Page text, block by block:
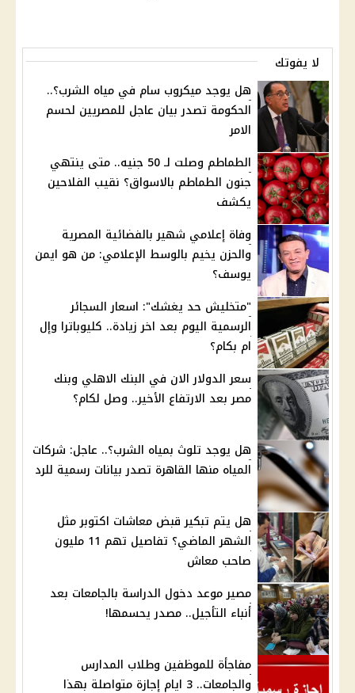
لا يفوتك
هل يوجد ميكروب سام في مياه الشرب؟..
الحكومة تصدر بيان عاجل للمصريين لحسم
الامر
الطماطم وصلت لـ 50 جنيه.. متى ينتهي
جنون الطماطم بالاسواق؟ نقيب الفلاحين
يكشف
وفاة إعلامي شهير بالفضائية المصرية
والحزن يخيم بالوسط الإعلامي: من هو ايمن
يوسف؟
"متخليش حد يغشك": اسعار السجائر
الرسمية اليوم بعد اخر زيادة.. كليوباترا وإل
ام بكام؟
سعر الدولار الان في البنك الاهلي وبنك
مصر بعد الارتفاع الأخير.. وصل لكام؟
هل يوجد تلوث بمياه الشرب؟.. عاجل: شركات
المياه منها القاهرة تصدر بيانات رسمية للرد
هل يتم تبكير قبض معاشات اكتوبر مثل
الشهر الماضي؟ تفاصيل تهم 11 مليون
صاحب معاش
مصير موعد دخول الدراسة بالجامعات بعد
أنباء التأجيل.. مصدر يحسمها!
مفاجأة للموظفين وطلاب المدارس
والجامعات.. 3 ايام إجازة متواصلة بهذا